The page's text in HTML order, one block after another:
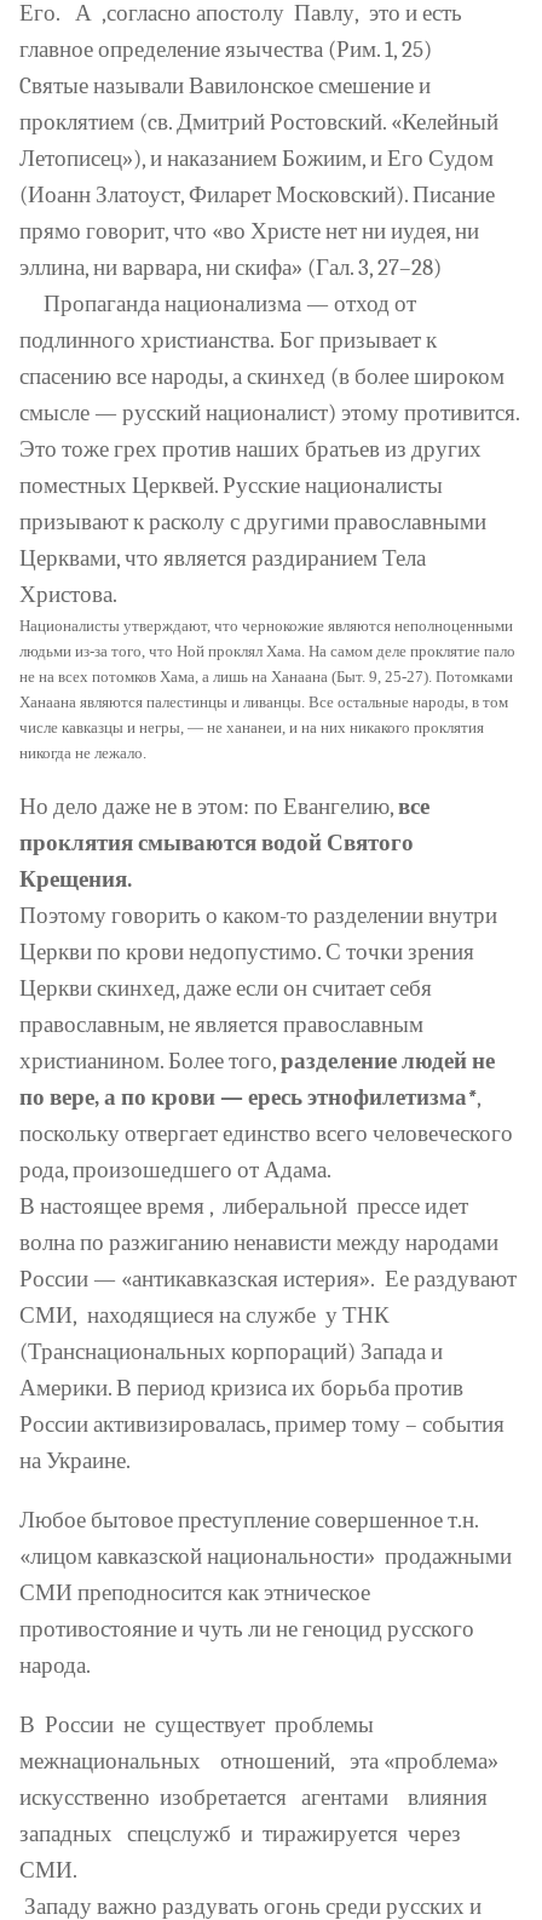
Его. А ,согласно апостолу Павлу, это и есть
главное определение язычества (Рим. 1, 25)
Cвятые называли Вавилонское смешение и
проклятием (cв. Дмитрий Ростовский. «Келейный
Летописец»), и наказанием Божиим, и Его Судом
(Иоанн Златоуст, Филарет Московский). Писание
прямо говорит, что «во Христе нет ни иудея, ни
эллина, ни варвара, ни скифа» (Гал. 3, 27–28)
Пропаганда национализма — отход от
подлинного христианства. Бог призывает к
спасению все народы, а скинхед (в более широком
смысле — русский националист) этому противится.
Это тоже грех против наших братьев из других
поместных Церквей. Русские националисты
призывают к расколу с другими православными
Церквами, что является раздиранием Тела
Христова.
Националисты утверждают, что чернокожие являются неполноценными
людьми из-за того, что Ной проклял Хама. На самом деле проклятие пало
не на всех потомков Хама, а лишь на Ханаана (Быт. 9, 25-27). Потомками
Ханаана являются палестинцы и ливанцы. Все остальные народы, в том
числе кавказцы и негры, — не хананеи, и на них никакого проклятия
никогда не лежало.
Но дело даже не в этом: по Евангелию,все
проклятия смываются водой Святого
Крещения.
Поэтому говорить о каком-то разделении внутри
Церкви по крови недопустимо. С точки зрения
Церкви скинхед, даже если он считает себя
православным, не является православным
христианином. Более того,разделение людей не
по вере, а по крови — ересьэтнофилетизма*,
поскольку отвергает единство всего человеческого
рода, произошедшего от Адама.
В настоящее время , либеральной прессе идет
волна по разжиганию ненависти между народами
России — «антикавказская истерия». Ее раздувают
СМИ, находящиеся на службе у ТНК
(Транснациональных корпораций) Запада и
Америки. В период кризиса их борьба против
России активизировалась, пример тому – события
на Украине.
Любое бытовое преступление совершенное т.н.
«лицом кавказской национальности» продажными
СМИ преподносится как этническое
противостояние и чуть ли не геноцид русского
народа.
В России не существует проблемы
межнациональных отношений, эта «проблема»
искусственно изобретается агентами влияния
западных спецслужб и тиражируется через
СМИ.
Западу важно раздувать огонь среди русских и